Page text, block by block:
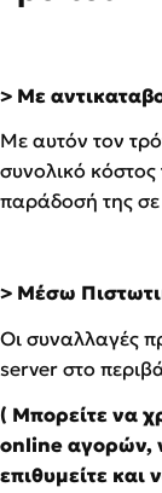
> Με
Με αυτόν τον
συνολικό
παράδοσή της
> Μέσω
Οι συναλλαγές
server στο
( Μπορείτε να
online αγορών,
επιθυμείτε